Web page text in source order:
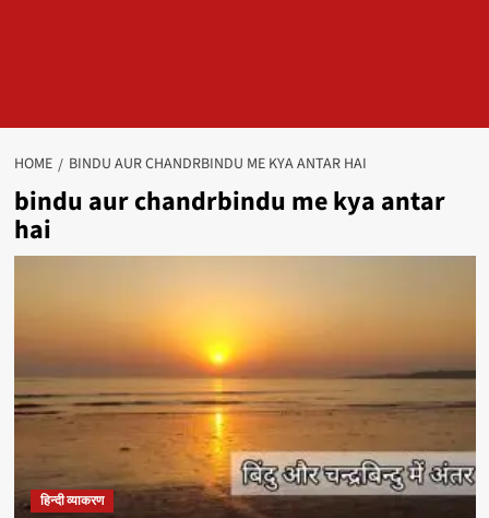
HOME BINDU AUR CHANDRBINDU ME KYA ANTAR HAI
bindu aur chandrbindu me kya antar
hai
हिन्दी व्याकरण